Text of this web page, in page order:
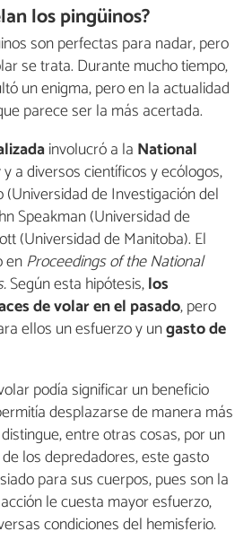
los pingüinos?
son perfectas para nadar, pero
se trata. Durante mucho tiempo,
un enigma, pero en la actualidad
parece ser la más acertada.
involucró a la National
y a diversos científicos y ecólogos,
de Investigación del
Speakman (Universidad de
(Universidad de Manitoba). El
enProceedings of the National
Según esta hipótesis,los
de volar en el pasado, pero
ellos un esfuerzo y ungasto de
podía significar un beneficio
desplazarse de manera más
entre otras cosas, por un
los depredadores, este gasto
para sus cuerpos, pues son la
le cuesta mayor esfuerzo,
condiciones del hemisferio.